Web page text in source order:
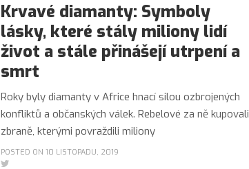
Krvavé diamanty: Symboly
lásky, které stály miliony lidí
život a stále přinášejí utrpení a
smrt
Roky byly diamanty v Africe hnací silou ozbrojených
konfliktů a občanských válek. Rebelové za ně kupovali
zbraně, kterými povraždili miliony
POSTED ON 10 LISTOPADU, 2019